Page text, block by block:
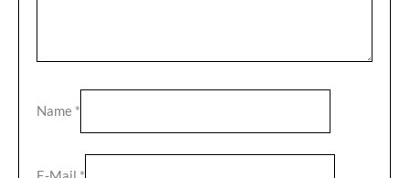
Name *